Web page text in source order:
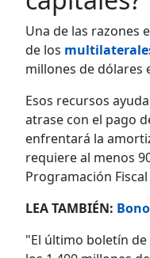
Una de las razones
de los
millones de dólares
Esos recursos
atrase con el pago
enfrentará la
requiere al menos
Programación
LEA TAMBIÉN:
"El último boletín